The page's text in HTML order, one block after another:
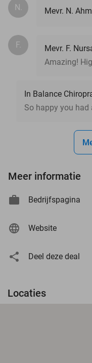
N. Mevr. N.
F.
Mevr. F.
Amazing!
In Balance
So happy you had
Meer informatie
Bedrijfspagina
Website
Deel deze deal
Locaties